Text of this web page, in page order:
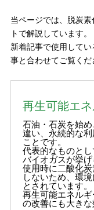
当ページでは、脱炭
トで解説しています。
新着記事で使用して
事と合わせてご覧くだ
再生可能エ
石油・石炭を始
違い、永続的な
ことです。
代表的なものとし
バイオガスが挙げ
使用時に二酸化
しないため、環
とされています。
再生可能エネル
の改善にも大きな